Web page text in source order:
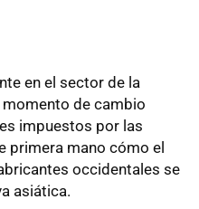
en el sector de la
de cambio
impuestos por las
primera mano cómo el
occidentales se
asiática.